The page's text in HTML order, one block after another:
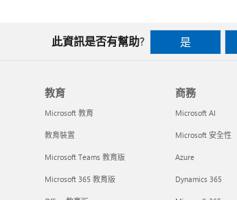
此資訊是否有幫助? 是
教育
Microsoft 教育
教育裝置
Microsoft Teams 教育版
Microsoft 365 教育版
商務
Microsoft AI
Microsoft 安全性
Azure
Dynamics 365